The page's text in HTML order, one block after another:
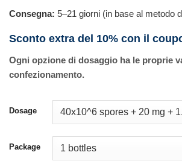
Consegna: 5–21 giorni (in base al metodo
Sconto extra del 10% con il
Ogni opzione di dosaggio ha le proprie
confezionamento.
Dosage
Package